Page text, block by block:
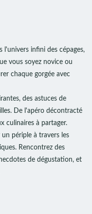
l'univers infini des cépages,
vous soyez novice ou
chaque gorgée avec
des astuces de
De l'apéro décontracté
culinaires à partager.
périple à travers les
Rencontrez des
de dégustation, et